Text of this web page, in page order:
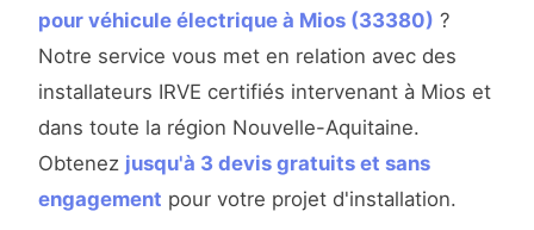
pour véhicule électrique à Mios (33380) ?
Notre service vous met en relation avec des
installateurs IRVE certifiés intervenant à Mios et
dans toute la région Nouvelle-Aquitaine.
Obtenez jusqu'à 3 devis gratuits et sans
engagement pour votre projet d'installation.